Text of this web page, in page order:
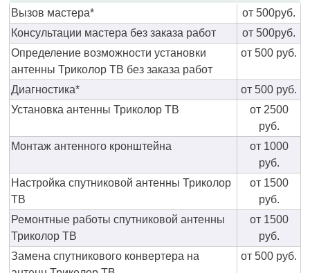
Вызов мастера*
от 500руб.
Консультации мастера без заказа работ
от 500руб.
Определение возможности установки
антенны Триколор ТВ без заказа работ
от 500 руб.
Диагностика*
от 500 руб.
Установка антенны Триколор ТВ
от 2500
руб.
Монтаж антенного кронштейна
от 1000
руб.
Настройка спутниковой антенны Триколор
ТВ
от 1500
руб.
Ремонтные работы спутниковой антенны
Триколор ТВ
от 1500
руб.
Замена спутникового конвертера на
от 500 руб.